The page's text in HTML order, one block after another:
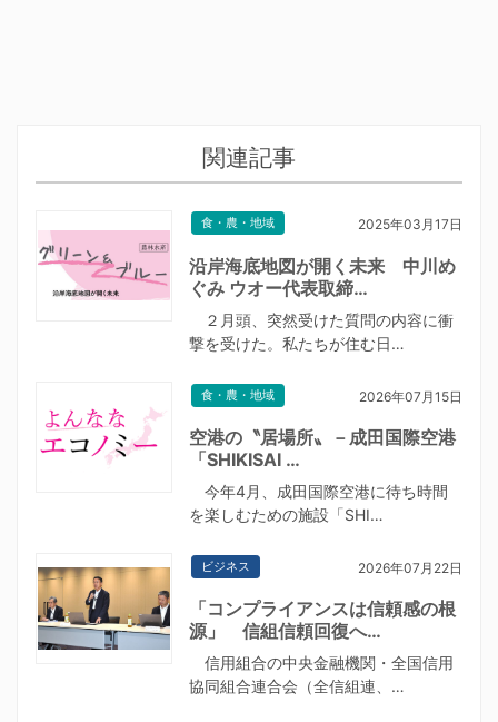
関連記事
食・農・地域 2025年03月17日
沿岸海底地図が開く未来 中川め
ぐみ ウオー代表取締…
２月頭、突然受けた質問の内容に衝
撃を受けた。私たちが住む日…
食・農・地域 2026年07月15日
空港の〝居場所〟－成田国際空港
「SHIKISAI …
今年4月、成田国際空港に待ち時間
を楽しむための施設「SHI…
ビジネス 2026年07月22日
「コンプライアンスは信頼感の根
源」 信組信頼回復へ…
信用組合の中央金融機関・全国信用
協同組合連合会（全信組連、…